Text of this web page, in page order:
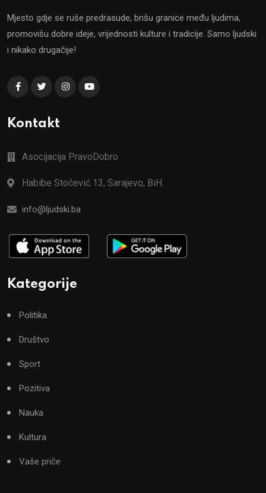
Mjesto gdje se ruše predrasude, brišu granice među ljudima,
promovišu dobre ideje, vrijednosti kulture i tradicije. Samo ljudski
i nikako drugačije!
Kontakt
Asocijacija PravoDobro
Habibe Stočević 13, Sarajevo, BiH
info@ljudski.ba
Kategorije
Politika
Društvo
Sport
Pozitiva
Nauka
Kultura
Vaše priče